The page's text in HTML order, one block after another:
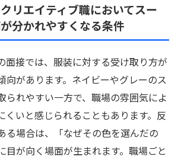
リエイティブ職においてスー
分かれやすくなる条件
面接では、服装に対する受け取り方が
向があります。ネイビーやグレーのス
られやすい一方で、職場の雰囲気によ
くいと感じられることもあります。反
る場合は、「なぜその色を選んだの
目が向く場面が生まれます。職場ごと